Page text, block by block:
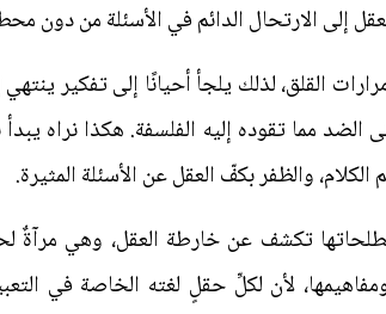
إلى الارتحال الدائم في الأسئلة من دون
القلق، لذلك يلجأ أحيانًا إلى تفكير
الضد مما تقوده إليه الفلسفة. هكذا نراه
والظفر بكفّ العقل عن الأسئلة المثيرة.
تكشف عن خارطة العقل، وهي مرآةٌ
لأن لكلِّ حقلٍ لغته الخاصة في